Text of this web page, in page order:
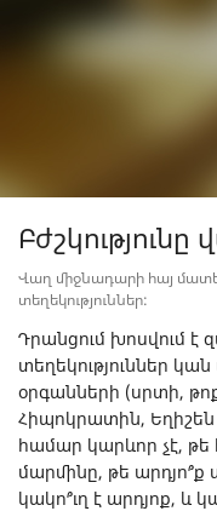
Վաղ միջնադարի հայ
տեղեկություններ:
Դրանցում խոսվում է
տեղեկություններ
օրգանների (սրտի,
Հիպոկրատին,
համար կարևոր չէ, թե
մարմինը, թե
կակո՞ւղ է արդյոք, և